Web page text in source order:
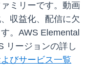
ミリーです。動画
収益化、配信に欠
。AWS Elemental
リージョンの詳し
びサービス一覧